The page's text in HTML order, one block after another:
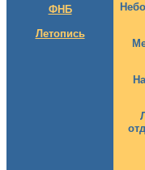
ФНБ
Летопись